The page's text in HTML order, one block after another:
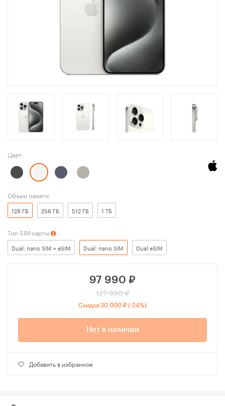
Цвет:
Объем памяти:
128 ГБ 256 ГБ 512 ГБ 1 ТБ
Тип SIM-карты :
Dual: nano SIM + eSIM Dual: nano SIM Dual eSIM
97 990 ₽
127 990 ₽
Скидка 30 000 ₽ (-24%)
Нет в наличии
Добавить в избранное